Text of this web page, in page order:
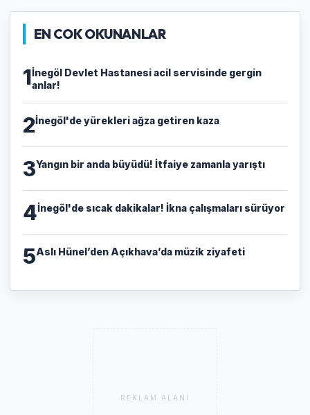
EN COK OKUNANLAR
1İnegöl Devlet Hastanesi acil servisinde gergin
anlar!
2İnegöl'de yürekleri ağza getiren kaza
3Yangın bir anda büyüdü! İtfaiye zamanla yarıştı
4İnegöl'de sıcak dakikalar! İkna çalışmaları sürüyor
5Aslı Hünel’den Açıkhava’da müzik ziyafeti
REKLAM ALANI